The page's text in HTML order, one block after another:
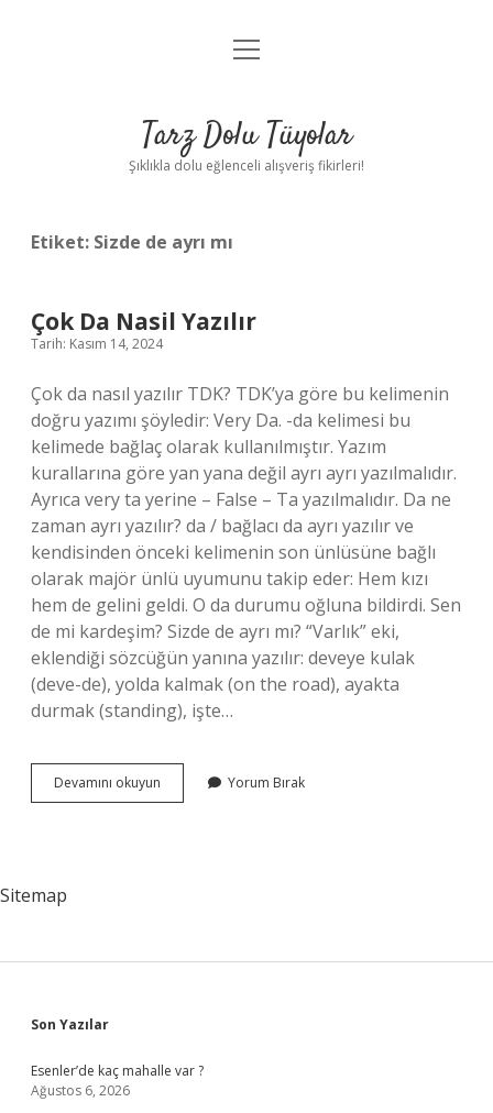
Anasayfa
Yasal Uyarı
menüyü
Tarz Dolu Tüyolar
Şıklıkla dolu eğlenceli alışveriş fikirleri!
Etiket: Sizde de ayrı mı
Çok Da Nasil Yazılır
Tarih: Kasım 14, 2024
Çok da nasıl yazılır TDK? TDK’ya göre bu kelimenin
doğru yazımı şöyledir: Very Da. -da kelimesi bu
kelimede bağlaç olarak kullanılmıştır. Yazım
kurallarına göre yan yana değil ayrı ayrı yazılmalıdır.
Ayrıca very ta yerine – False – Ta yazılmalıdır. Da ne
zaman ayrı yazılır? da / bağlacı da ayrı yazılır ve
kendisinden önceki kelimenin son ünlüsüne bağlı
olarak majör ünlü uyumunu takip eder: Hem kızı
hem de gelini geldi. O da durumu oğluna bildirdi. Sen
de mi kardeşim? Sizde de ayrı mı? “Varlık” eki,
eklendiği sözcüğün yanına yazılır: deveye kulak
(deve-de), yolda kalmak (on the road), ayakta
durmak (standing), işte…
Devamını okuyun
Da
Yorum Bırak
Sitemap
Sidebar
Son Yazılar
Esenler’de kaç mahalle var ?
Ağustos 6, 2026